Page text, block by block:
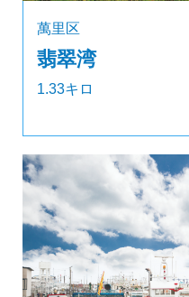
萬里区
翡翠湾
1.33キロ